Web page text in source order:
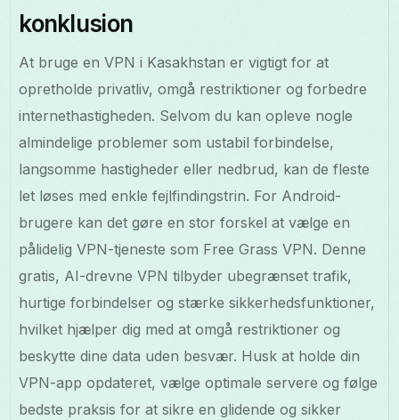
konklusion
At bruge en VPN i Kasakhstan er vigtigt for at
opretholde privatliv, omgå restriktioner og forbedre
internethastigheden. Selvom du kan opleve nogle
almindelige problemer som ustabil forbindelse,
langsomme hastigheder eller nedbrud, kan de fleste
let løses med enkle fejlfindingstrin. For Android-
brugere kan det gøre en stor forskel at vælge en
pålidelig VPN-tjeneste som Free Grass VPN. Denne
gratis, AI-drevne VPN tilbyder ubegrænset trafik,
hurtige forbindelser og stærke sikkerhedsfunktioner,
hvilket hjælper dig med at omgå restriktioner og
beskytte dine data uden besvær. Husk at holde din
VPN-app opdateret, vælge optimale servere og følge
bedste praksis for at sikre en glidende og sikker